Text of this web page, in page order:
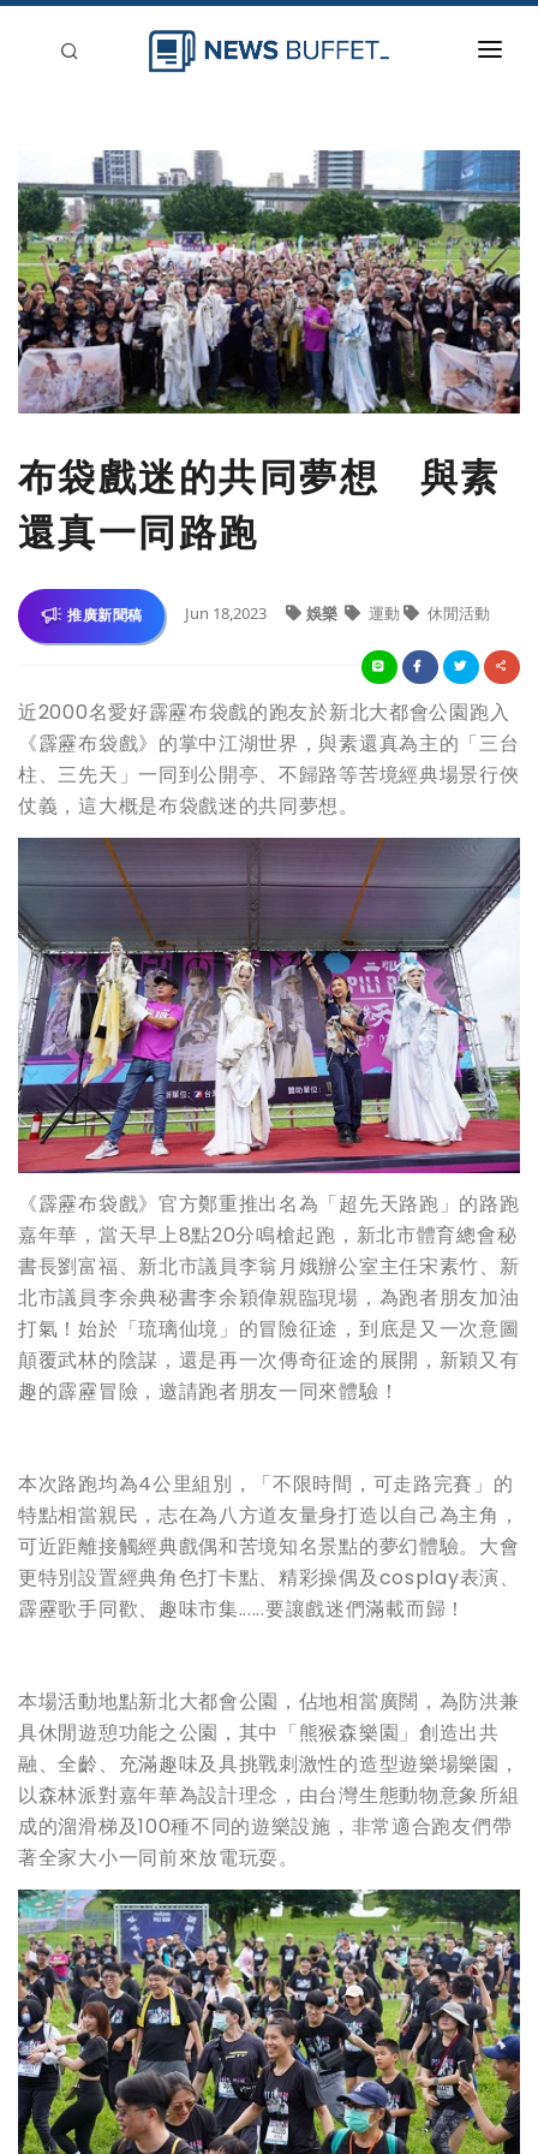
新聞稿分類
登入
刊登
布袋戲迷的共同夢想 與素
還真一同路跑
推廣新聞稿 Jun 18,2023 娛樂 運動 休閒活動
近2000名愛好霹靂布袋戲的跑友於新北大都會公園跑入
《霹靂布袋戲》的掌中江湖世界，與素還真為主的「三台
柱、三先天」一同到公開亭、不歸路等苦境經典場景行俠
仗義，這大概是布袋戲迷的共同夢想。
《霹靂布袋戲》官方鄭重推出名為「超先天路跑」的路跑
嘉年華，當天早上8點20分鳴槍起跑，新北市體育總會秘
書長劉富福、新北市議員李翁月娥辦公室主任宋素竹、新
北市議員李余典秘書李余穎偉親臨現場，為跑者朋友加油
打氣！始於「琉璃仙境」的冒險征途，到底是又一次意圖
顛覆武林的陰謀，還是再一次傳奇征途的展開，新穎又有
趣的霹靂冒險，邀請跑者朋友一同來體驗！
本次路跑均為4公里組別，「不限時間，可走路完賽」的
特點相當親民，志在為八方道友量身打造以自己為主角，
可近距離接觸經典戲偶和苦境知名景點的夢幻體驗。大會
更特別設置經典角色打卡點、精彩操偶及cosplay表演、
霹靂歌手同歡、趣味市集......要讓戲迷們滿載而歸！
本場活動地點新北大都會公園，佔地相當廣闊，為防洪兼
具休閒遊憩功能之公園，其中「熊猴森樂園」創造出共
融、全齡、充滿趣味及具挑戰刺激性的造型遊樂場樂園，
以森林派對嘉年華為設計理念，由台灣生態動物意象所組
成的溜滑梯及100種不同的遊樂設施，非常適合跑友們帶
著全家大小一同前來放電玩耍。